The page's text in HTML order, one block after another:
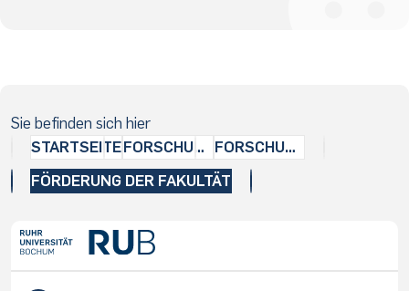
Sie befinden sich hier
STARTSEITE
FORSCHUNG
FORSCHUNGSFÖRDERUNG
FÖRDERUNG DER FAKULTÄT